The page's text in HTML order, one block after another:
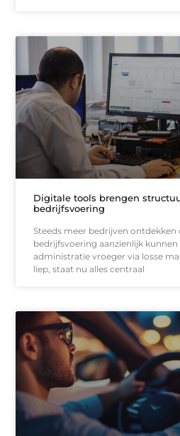
Digitale tools brengen
bedrijfsvoering
Steeds meer bedrijven
bedrijfsvoering aanzienlijk kunnen
administratie vroeger via losse
liep, staat nu alles centraal